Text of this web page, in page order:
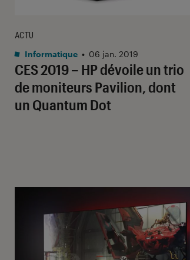
CES 2019 – HP dévoile un trio
de moniteurs Pavilion, dont
un Quantum Dot
ACTU
Informatique • 06 jan. 2019